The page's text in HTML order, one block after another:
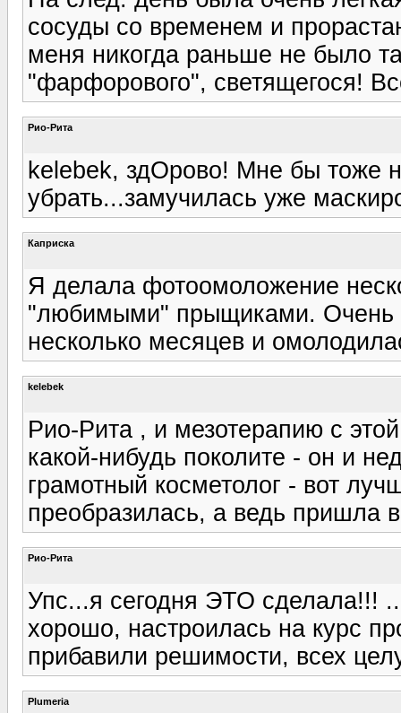
сосуды со временем и
меня никогда раньше не было
"фарфорового", светящегося!
Рио-Рита
kelebek, здОрово! Мне бы тоже
убрать...замучилась уже
Каприска
Я делала фотоомоложение
"любимыми" прыщиками. Очень
несколько месяцев и
kelebek
Рио-Рита , и мезотерапию с
какой-нибудь поколите - он и
грамотный косметолог - вот
преобразилась, а ведь пришла
Рио-Рита
Упс...я сегодня ЭТО сделала!!!
хорошо, настроилась на курс
прибавили решимости, всех
Plumeria